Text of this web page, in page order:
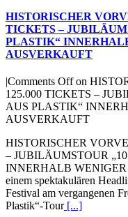
HISTORISCHER
TICKETS –
PLASTIK“
AUSVERKAUFT
|Comments Offon
125.000 TICKETS –
AUS PLASTIK“
AUSVERKAUFT
HISTORISCHER
– JUBILÄUMSTOUR
INNERHALB
einem spektakulären
Festival am vergangenen
Plastik“-Tour[...]